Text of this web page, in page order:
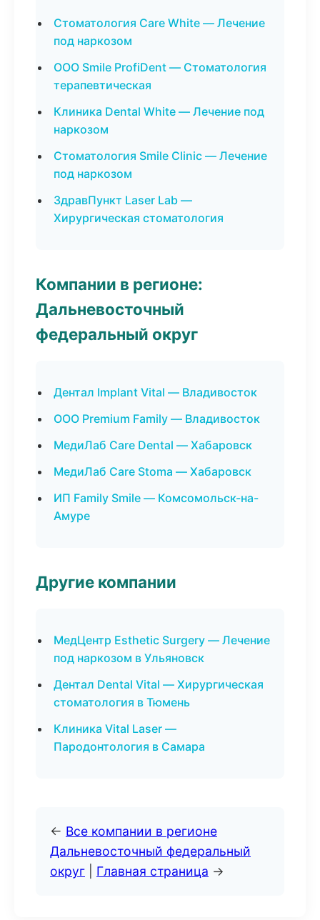
Стоматология Care White — Лечение
под наркозом
ООО Smile ProfiDent — Стоматология
терапевтическая
Клиника Dental White — Лечение под
наркозом
Стоматология Smile Clinic — Лечение
под наркозом
ЗдравПункт Laser Lab —
Хирургическая стоматология
Компании в регионе:
Дальневосточный
федеральный округ
Дентал Implant Vital — Владивосток
ООО Premium Family — Владивосток
МедиЛаб Care Dental — Хабаровск
МедиЛаб Care Stoma — Хабаровск
ИП Family Smile — Комсомольск-на-
Амуре
Другие компании
МедЦентр Esthetic Surgery — Лечение
под наркозом в Ульяновск
Дентал Dental Vital — Хирургическая
стоматология в Тюмень
Клиника Vital Laser —
Пародонтология в Самара
← Все компании в регионе
Дальневосточный федеральный
округ
Главная страница →